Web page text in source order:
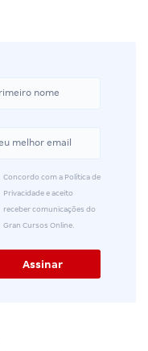
Concordo com a Política de
Privacidade e aceito
receber comunicações do
Gran Cursos Online.